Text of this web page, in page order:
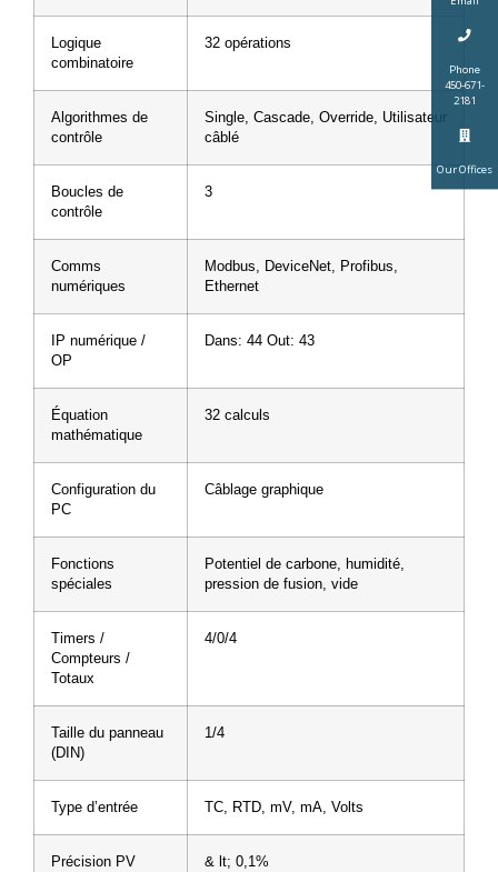
Phone
450-671-
2181
Our Offices
Logique
combinatoire
32 opérations
Algorithmes de
contrôle
Single, Cascade, Override, Utilisateur
câblé
Boucles de
contrôle
3
Comms
numériques
Modbus, DeviceNet, Profibus,
Ethernet
IP numérique /
OP
Dans: 44 Out: 43
Équation
mathématique
32 calculs
Configuration du
PC
Câblage graphique
Fonctions
spéciales
Potentiel de carbone, humidité,
pression de fusion, vide
Timers /
Compteurs /
Totaux
4/0/4
Taille du panneau
(DIN)
1/4
Type d’entrée TC, RTD, mV, mA, Volts
Précision PV & lt; 0,1%